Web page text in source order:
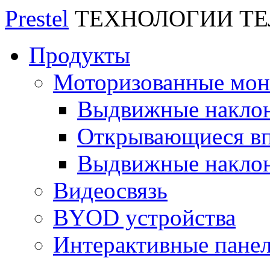
Prestel ТЕХНОЛОГИИ
Продукты
Моторизованные
Выдвижные
Открывающиеся
Выдвижные
Видеосвязь
BYOD устройства
Интерактивные